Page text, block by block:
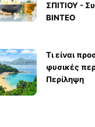
ΣΠΙΤΙΟΥ -
ΒΙΝΤΕΟ
Τι είναι
φυσικές
Περίληψη